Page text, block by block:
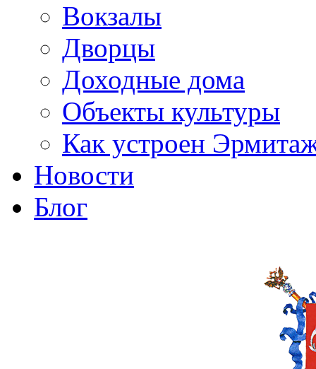
Вокзалы
Дворцы
Доходные дома
Объекты культуры
Как устроен
Новости
Блог